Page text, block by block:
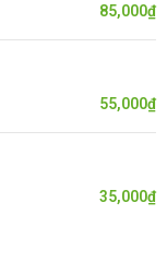
85,000₫
55,000₫
35,000₫